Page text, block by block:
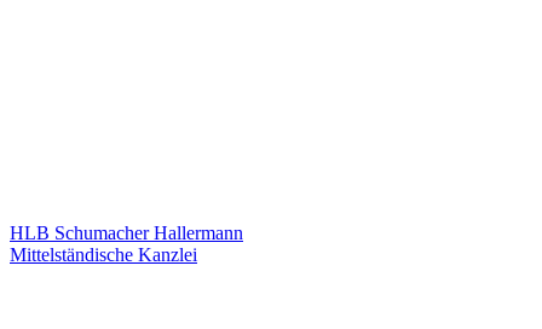
HLB Schumacher Hallermann
Mittelständische Kanzlei